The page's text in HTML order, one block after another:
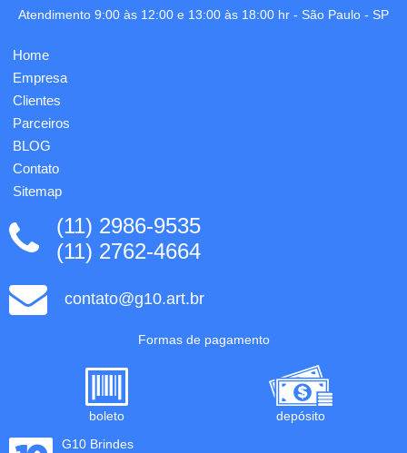
AA não
uma
gravação
retrátil,
Atendimento 9:00 às 12:00 e 13:00 às 18:00 hr - São Paulo - SP
Home
Empresa
Clientes
Parceiros
BLOG
Contato
Sitemap
(11) 2986-9535
(11) 2762-4664
contato@g10.art.br
Formas de pagamento
boleto
depósito
G10 Brindes